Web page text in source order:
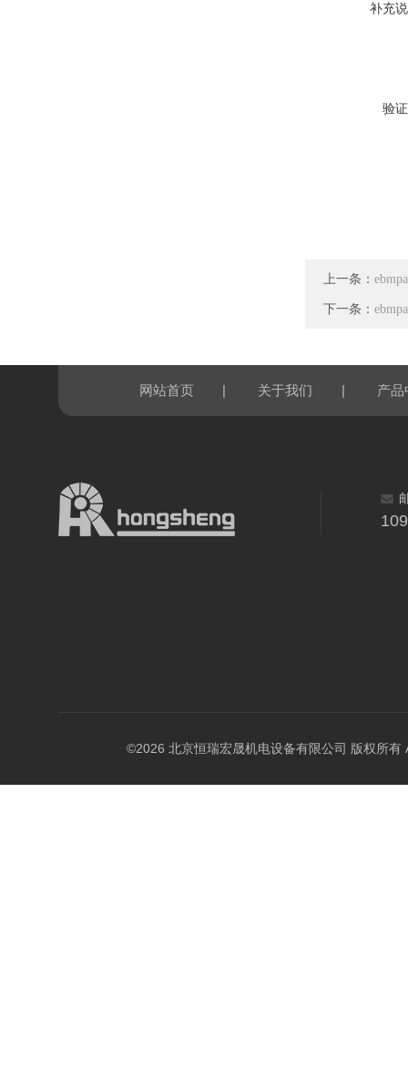
补充
验
上一条：
下一条：
网站首页 | 关于我们 | 产品
©2026 北京恒瑞宏晟机电设备有限公司 版权所有